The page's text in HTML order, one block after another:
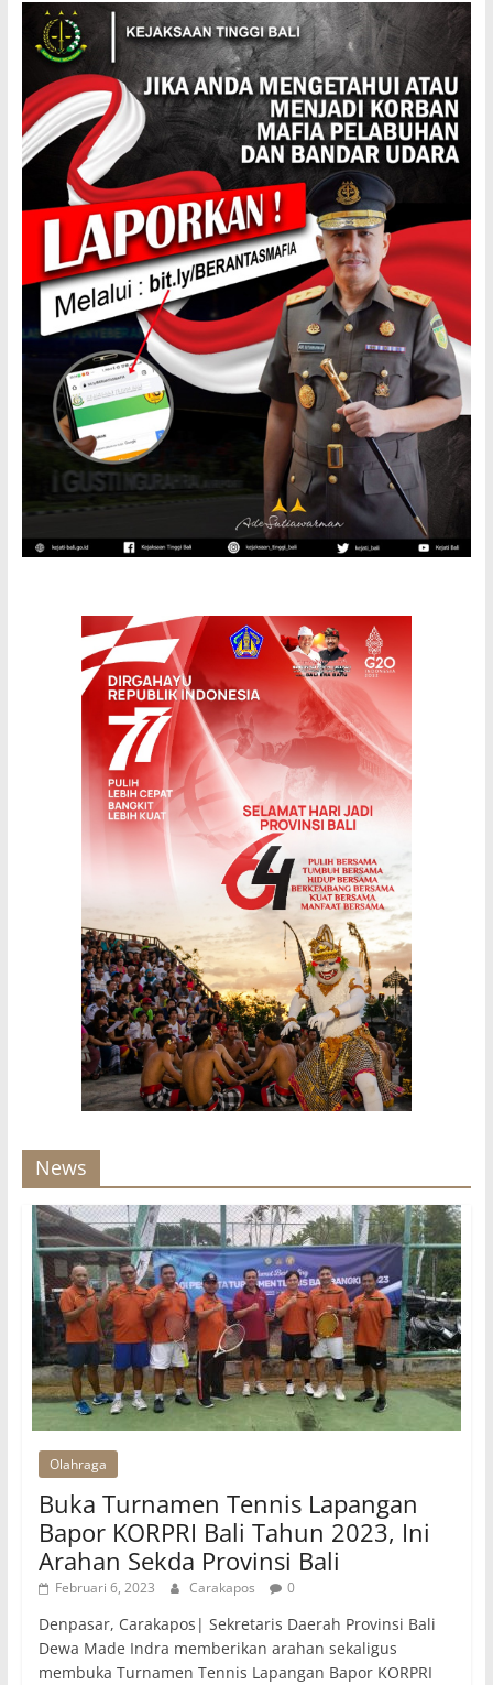
News
Olahraga
Buka Turnamen Tennis Lapangan
Bapor KORPRI Bali Tahun 2023, Ini
Arahan Sekda Provinsi Bali
Februari 6, 2023 Carakapos 0
Denpasar, Carakapos| Sekretaris Daerah Provinsi Bali
Dewa Made Indra memberikan arahan sekaligus
membuka Turnamen Tennis Lapangan Bapor KORPRI